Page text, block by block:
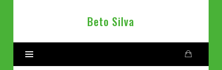
Beto
Beto Silva